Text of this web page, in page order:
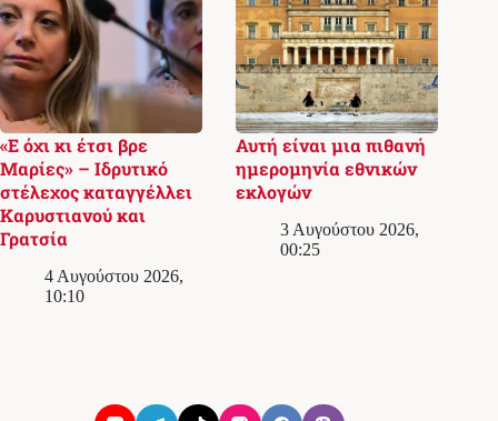
«Ε όχι κι έτσι βρε
Μαρίες» – Ιδρυτικό
στέλεχος καταγγέλλει
Καρυστιανού και
Γρατσία
4 Αυγούστου 2026,
10:10
Αυτή είναι μια πιθανή
ημερομηνία εθνικών
εκλογών
3 Αυγούστου 2026,
00:25